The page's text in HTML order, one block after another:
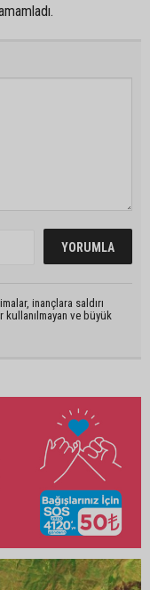
inançlara saldırı
kullanılmayan ve büyük